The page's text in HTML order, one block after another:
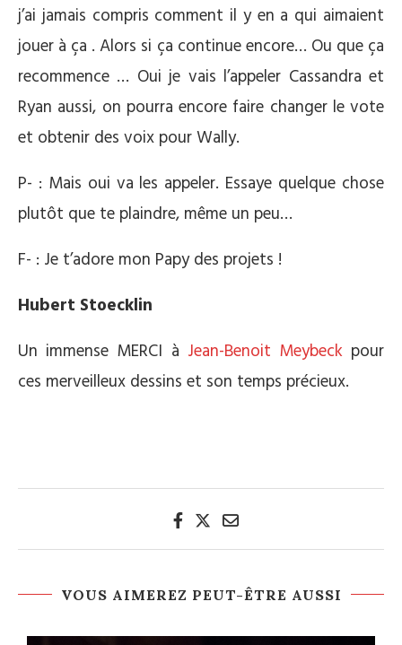
j’ai jamais compris comment il y en a qui aimaient
jouer à ça . Alors si ça continue encore… Ou que ça
recommence … Oui je vais l’appeler Cassandra et
Ryan aussi, on pourra encore faire changer le vote
et obtenir des voix pour Wally.
P- : Mais oui va les appeler. Essaye quelque chose
plutôt que te plaindre, même un peu…
F- : Je t’adore mon Papy des projets !
Hubert Stoecklin
Un immense MERCI à Jean-Benoit Meybeckpour
ces merveilleux dessins et son temps précieux.
VOUS AIMEREZ PEUT-ÊTRE AUSSI